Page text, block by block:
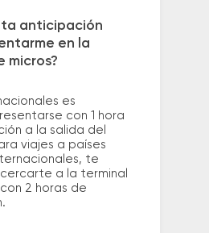
anticipación
en la
micros?
es
con 1 hora
a la salida del
viajes a países
te
a la terminal
2 horas de